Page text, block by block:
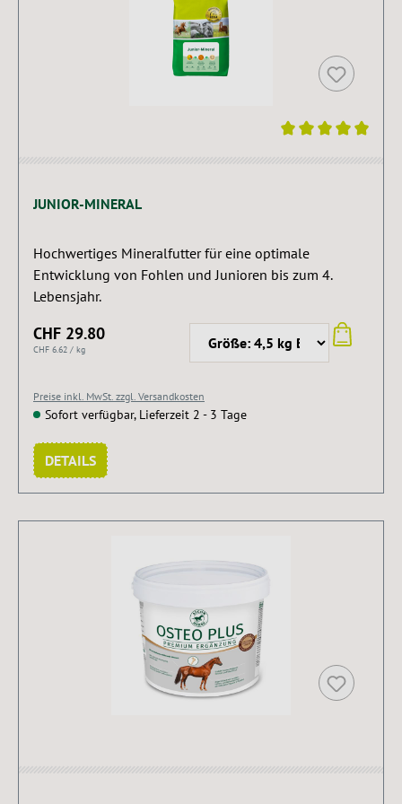
JUNIOR-MINERAL
Hochwertiges Mineralfutter für eine optimale
Entwicklung von Fohlen und Junioren bis zum 4.
Lebensjahr.
CHF 29.80
CHF 6.62 / kg
Preise inkl. MwSt. zzgl. Versandkosten
Sofort verfügbar, Lieferzeit 2 - 3 Tage
DETAILS